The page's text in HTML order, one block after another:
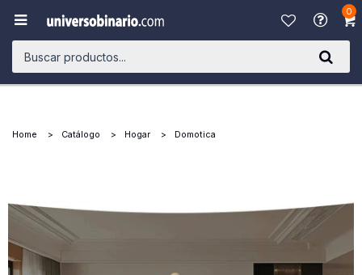
0

Home Catálogo Hogar Domotica